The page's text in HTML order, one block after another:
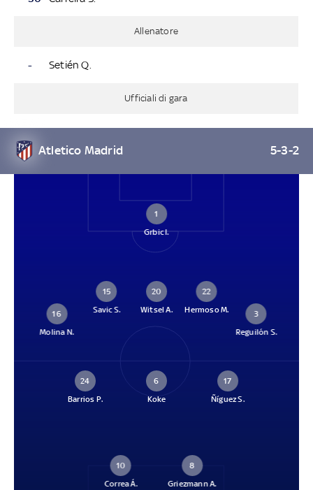
Allenatore
- Setién Q.
Ufficiali di gara
Atletico Madrid 5-3-2
1
Grbic I.
16
Molina N.
15
Savic S.
20
Witsel A.
22
Hermoso M.
3
Reguilón S.
24
Barrios P.
6
Koke
17
Ñíguez S.
10
Correa Á.
8
Griezmann A.